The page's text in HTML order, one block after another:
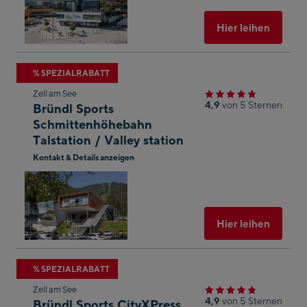
Hier leihen
Zum
nächsten
Shop-
Ergebnis
springen
% SPEZIALRABATT
Zell am See
Bründl Sports
Schmittenhöhebahn
Talstation / Valley station
Kontakt & Details anzeigen
4,9 von 5 Sternen
Hier leihen
Zum
nächsten
Shop-
% SPEZIALRABATT
Zell am See
4,9 von 5 Sternen